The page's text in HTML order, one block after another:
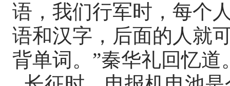
语，我们行军时，每个
语和汉字，后面的人就
背单词。”秦华礼回忆道